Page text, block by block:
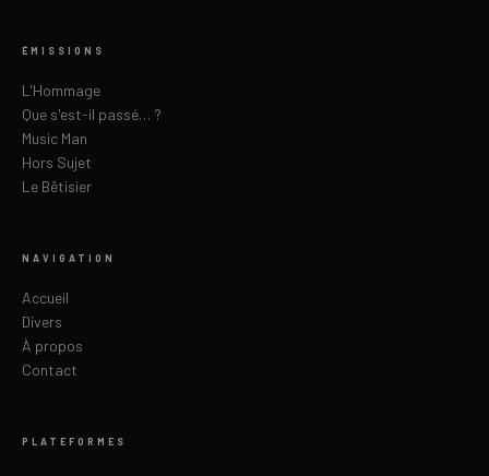
ÉMISSIONS
L'Hommage
Que s'est-il passé… ?
Music Man
Hors Sujet
Le Bêtisier
NAVIGATION
Accueil
Divers
À propos
Contact
PLATEFORMES